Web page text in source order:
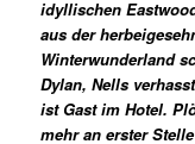
idyllischen
aus der
Winterwunderland
Dylan, Nells
ist Gast im Hotel.
mehr an erster